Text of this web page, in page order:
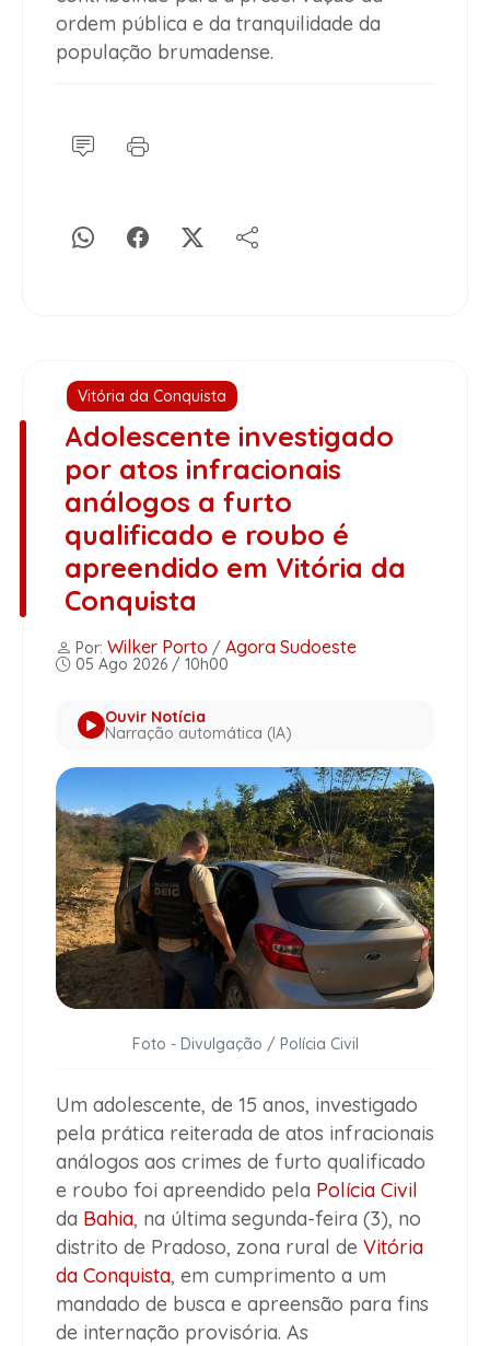
ordem pública e da tranquilidade da
população brumadense.
Vitória da Conquista
Adolescente investigado
por atos infracionais
análogos a furto
qualificado e roubo é
apreendido em Vitória da
Conquista
Por: Wilker Porto / Agora Sudoeste
05 Ago 2026 / 10h00
Ouvir Notícia
Narração automática (IA)
Foto - Divulgação / Polícia Civil
Um adolescente, de 15 anos, investigado
pela prática reiterada de atos infracionais
análogos aos crimes de furto qualificado
e roubo foi apreendido pela Polícia Civil
da Bahia, na última segunda-feira (3), no
distrito de Pradoso, zona rural de Vitória
da Conquista, em cumprimento a um
mandado de busca e apreensão para fins
de internação provisória. As